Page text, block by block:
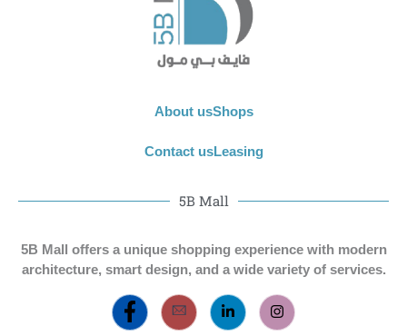
About usShops
Contact usLeasing
5B Mall
5B Mall offers a unique shopping experience with modern
architecture, smart design, and a wide variety of services.